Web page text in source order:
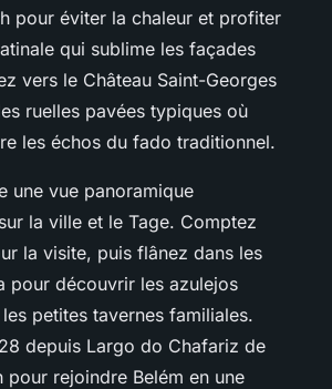
pour éviter la chaleur et profiter
qui sublime les façades
vers le Château Saint-Georges
ruelles pavées typiques où
les échos du fado traditionnel.
une vue panoramique
la ville et le Tage. Comptez
la visite, puis flânez dans les
pour découvrir les azulejos
petites tavernes familiales.
depuis Largo do Chafariz de
pour rejoindre Belém en une